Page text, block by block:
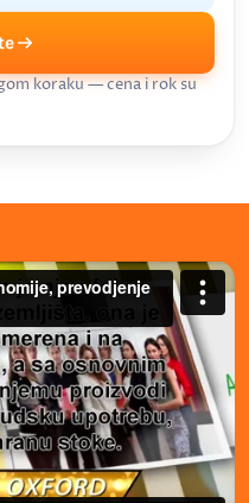
koraku — cena i rok su